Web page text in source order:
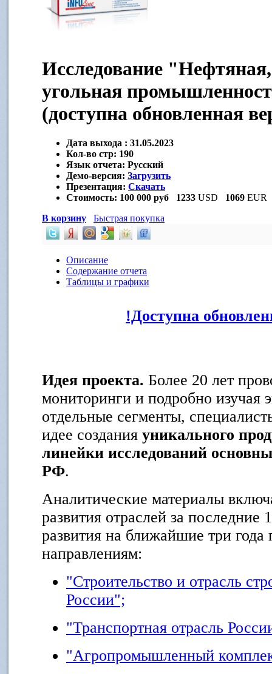
Исследование "Нефтяная,
угольная
(доступна обновленная
Дата выхода : 31.05.2023
Кол-во стр: 190
Язык отчета: Русский
Демо-версия: Загрузить
Презентация: Скачать
Стоимость: 100 000 руб 1233 USD 1069 EUR
В корзину
Быстрая покупка
Описание
Содержание отчета
Таблицы и графики
!Доступна
Идея проекта. Более 20 лет
мониторинги и подробно изучая
отдельные сегменты,
идее создания уникального
линейки исследований
РФ.
Аналитические материалы
развития отраслей за последние
развития на ближайшие три
направлениям:
"Строительство и отрасль
России";
"Транспортная отрасль
"Агропромышленный